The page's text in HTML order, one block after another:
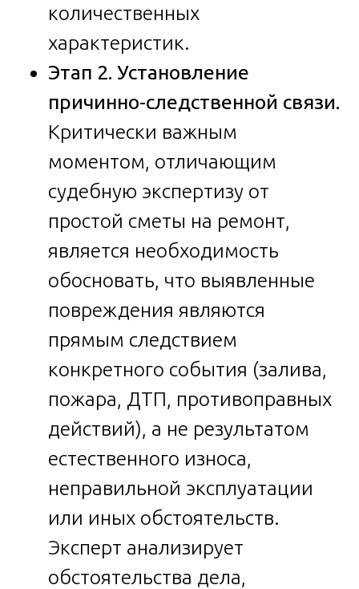
количественных
характеристик.
Этап 2. Установление
причинно-следственной связи.
Критически важным
моментом, отличающим
судебную экспертизу от
простой сметы на ремонт,
является необходимость
обосновать, что выявленные
повреждения являются
прямым следствием
конкретного события (залива,
пожара, ДТП, противоправных
действий), а не результатом
естественного износа,
неправильной эксплуатации
или иных обстоятельств.
Эксперт анализирует
обстоятельства дела,